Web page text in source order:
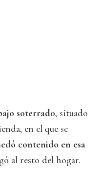
soterrado, situado
en el que se
contenido en esa
al resto del hogar.